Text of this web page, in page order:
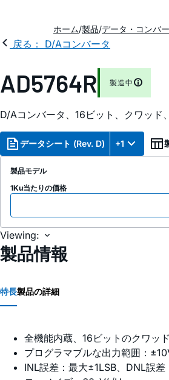
ホーム 製品 データ・コンバ
戻る： D/Aコンバータ
AD5764R 製造中
D/Aコンバータ、16ビット、クワッド
データシート (Rev. D) +1
製品モデル
1Ku当たりの価格
Viewing:
製品情報
特長製品の詳細
全機能内蔵、16ビットのクワッ
プログラマブルな出力範囲：
INL誤差：最大±1LSB、DNL誤差